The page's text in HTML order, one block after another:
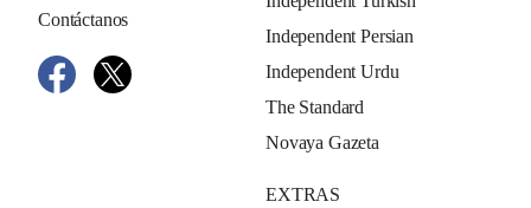
Contáctanos
Independent Persian
Independent Urdu
The Standard
Novaya Gazeta
EXTRAS